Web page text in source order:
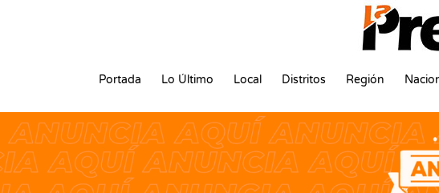
Portada Lo Último Local Distritos Región